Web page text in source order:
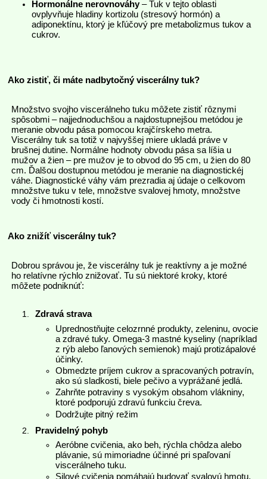
Hormonálne nerovnováhy– Tuk v tejto oblasti
ovplyvňuje hladiny kortizolu (stresový hormón) a
adiponektínu, ktorý je kľúčový pre metabolizmus tukov a
cukrov.
Ako zistiť, či máte nadbytočný viscerálny tuk?
Množstvo svojho viscerálneho tuku môžete zistiť rôznymi
spôsobmi – najjednoduchšou a najdostupnejšou metódou je
meranie obvodu pása pomocou krajčírskeho metra.
Viscerálny tuk sa totiž v najvyššej miere ukladá práve v
brušnej dutine. Normálne hodnoty obvodu pása sa líšia u
mužov a žien – pre mužov je to obvod do 95 cm, u žien do 80
cm. Ďalšou dostupnou metódou je meranie na diagnostickéj
váhe. Diagnostické váhy vám prezradia aj údaje o celkovom
množstve tuku v tele, množstve svalovej hmoty, množstve
vody či hmotnosti kostí.
Ako znižíť viscerálny tuk?
Dobrou správou je, že viscerálny tuk je reaktívny a je možné
ho relatívne rýchlo znižovať. Tu sú niektoré kroky, ktoré
môžete podniknúť:
Zdravá strava
Uprednostňujte celozrnné produkty, zeleninu, ovocie
a zdravé tuky. Omega-3 mastné kyseliny (napríklad
z rýb alebo ľanových semienok) majú protizápalové
účinky.
Obmedzte príjem cukrov a spracovaných potravín,
ako sú sladkosti, biele pečivo a vyprážané jedlá.
Zahrňte potraviny s vysokým obsahom vlákniny,
ktoré podporujú zdravú funkciu čreva.
Dodržujte pitný režim
Pravidelný pohyb
Aeróbne cvičenia, ako beh, rýchla chôdza alebo
plávanie, sú mimoriadne účinné pri spaľovaní
viscerálneho tuku.
Silové cvičenia pomáhajú budovať svalovú hmotu,